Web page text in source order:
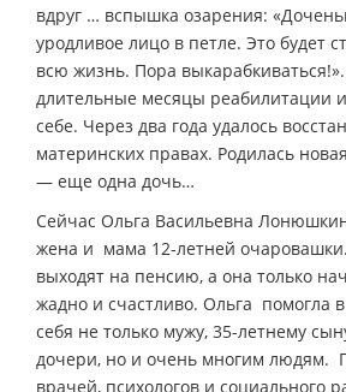
вдруг … вспышка озарения:
уродливое лицо в петле. Это будет
всю жизнь. Пора
длительные месяцы реабилитации
себе. Через два года удалось
материнских правах. Родилась
— еще одна дочь…
Сейчас Ольга Васильевна
жена и мама 12-летней
выходят на пенсию, а она только
жадно и счастливо. Ольга помогла
себя не только мужу, 35-летнему
дочери, но и очень многим людям.
врачей, психологов и социального